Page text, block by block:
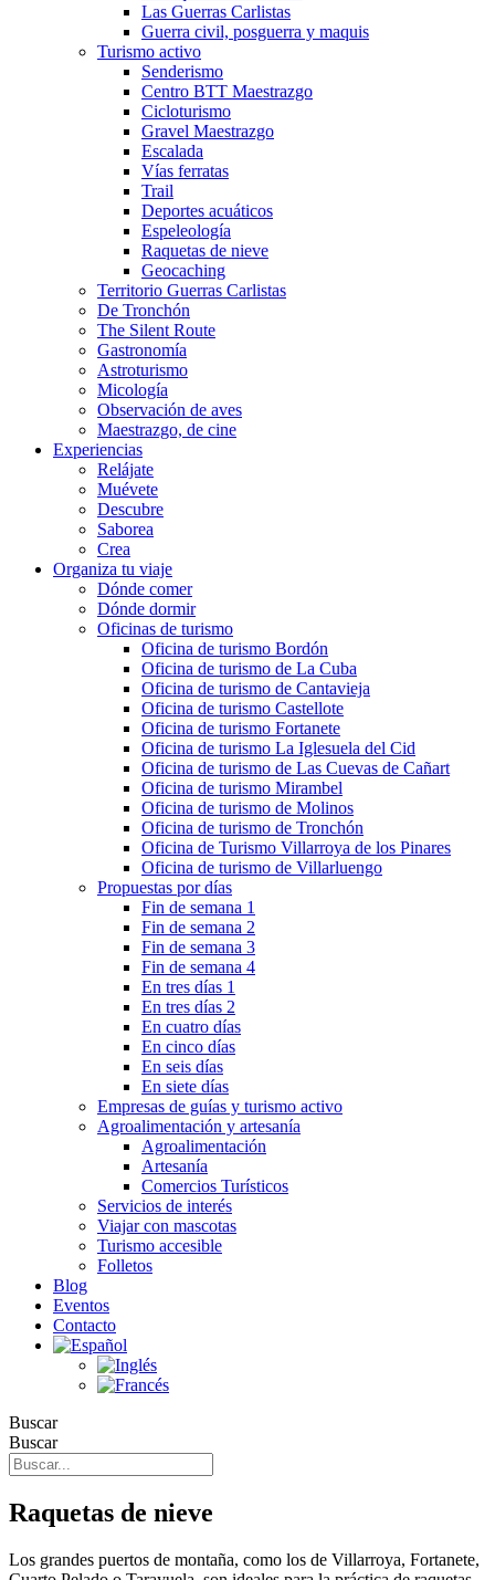
Las Guerras Carlistas
Guerra civil, posguerra y maquis
Turismo activo
Senderismo
Centro BTT Maestrazgo
Cicloturismo
Gravel Maestrazgo
Escalada
Vías ferratas
Trail
Deportes acuáticos
Espeleología
Raquetas de nieve
Geocaching
Territorio Guerras Carlistas
De Tronchón
The Silent Route
Gastronomía
Astroturismo
Micología
Observación de aves
Maestrazgo, de cine
Experiencias
Relájate
Muévete
Descubre
Saborea
Crea
Organiza tu viaje
Dónde comer
Dónde dormir
Oficinas de turismo
Oficina de turismo Bordón
Oficina de turismo de La Cuba
Oficina de turismo de Cantavieja
Oficina de turismo Castellote
Oficina de turismo Fortanete
Oficina de turismo La Iglesuela del Cid
Oficina de turismo de Las Cuevas de Cañart
Oficina de turismo Mirambel
Oficina de turismo de Molinos
Oficina de turismo de Tronchón
Oficina de Turismo Villarroya de los Pinares
Oficina de turismo de Villarluengo
Propuestas por días
Fin de semana 1
Fin de semana 2
Fin de semana 3
Fin de semana 4
En tres días 1
En tres días 2
En cuatro días
En cinco días
En seis días
En siete días
Empresas de guías y turismo activo
Agroalimentación y artesanía
Agroalimentación
Artesanía
Comercios Turísticos
Servicios de interés
Viajar con mascotas
Turismo accesible
Folletos
Blog
Eventos
Contacto
Buscar
Buscar
Raquetas de nieve
Los grandes puertos de montaña, como los de Villarroya, Fortanete,